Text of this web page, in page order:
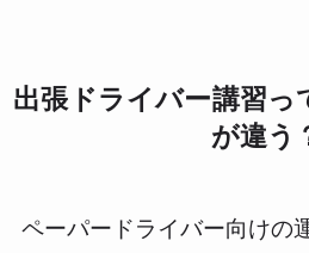
出張ドライバー講習っ
が違う
ペーパードライバー向けの